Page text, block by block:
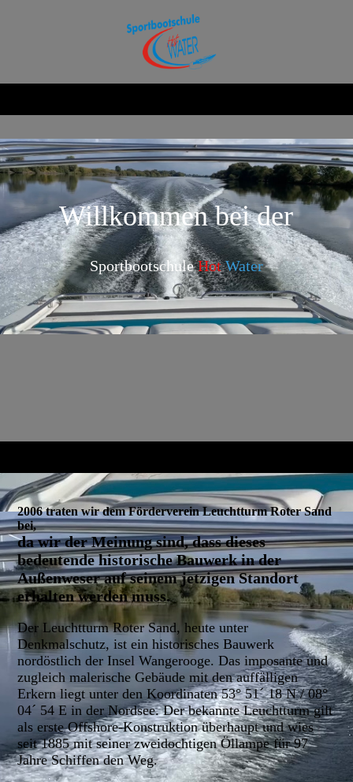
Willkommen bei der
Sportbootschule Hot Water
2006 traten wir dem Förderverein Leuchtturm Roter Sand
bei,
da wir der Meinung sind, dass dieses
bedeutende historische Bauwerk in der
Außenweser auf seinem jetzigen Standort
erhalten werden muss.
Der Leuchtturm Roter Sand, heute unter
Denkmalschutz, ist ein historisches Bauwerk
nordöstlich der Insel Wangerooge. Das imposante und
zugleich malerische Gebäude mit den auffälligen
Erkern liegt unter den Koordinaten 53° 51´ 18 N / 08°
04´ 54 E in der Nordsee. Der bekannte Leuchtturm gilt
als erste Offshore-Konstruktion überhaupt und wies
seit 1885 mit seiner zweidochtigen Öllampe für 97
Jahre Schiffen den Weg.